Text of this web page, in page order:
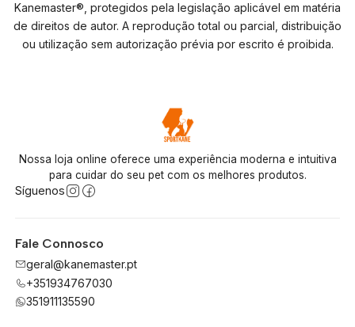
Kanemaster®, protegidos pela legislação aplicável em matéria
de direitos de autor. A reprodução total ou parcial, distribuição
ou utilização sem autorização prévia por escrito é proibida.
Nossa loja online oferece uma experiência moderna e intuitiva
para cuidar do seu pet com os melhores produtos.
Síguenos
Fale Connosco
geral@kanemaster.pt
+351934767030
351911135590